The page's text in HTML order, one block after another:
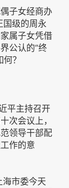
子女经商办
国级的周永
属子女凭借
公认的“终
？
平主持召开
次会议上，
领导干部配
作的意
市委今天